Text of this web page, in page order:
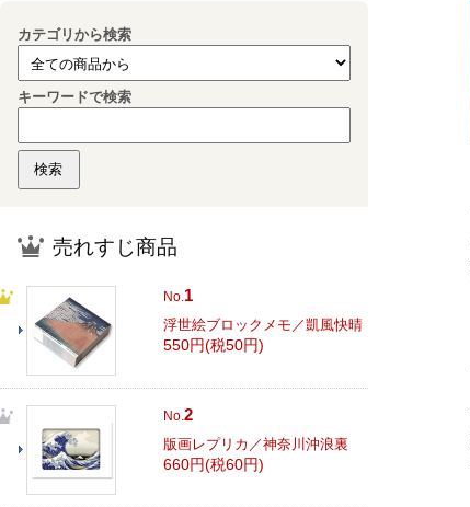
カテゴリから検索
キーワードで検索
売れすじ商品
No. 1
浮世絵ブロックメモ／凱風快晴
550円(税50円)
No.2
版画レプリカ／神奈川沖浪裏
660円(税60円)